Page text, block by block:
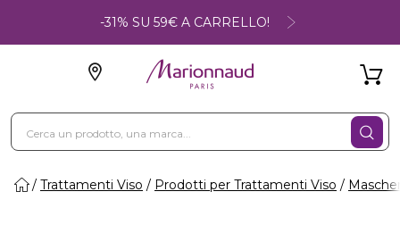
-31% SU 59€ A CARRELLO!
Trattamenti Viso Prodotti per Trattamenti Viso